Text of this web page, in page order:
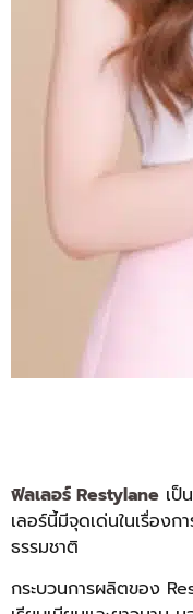
ฟิลเลอร์ Restylane เป็
เลอร์นี้มีจุดเด่นในเรื่อง
ธรรมชาติ
กระบวนการผลิตของ